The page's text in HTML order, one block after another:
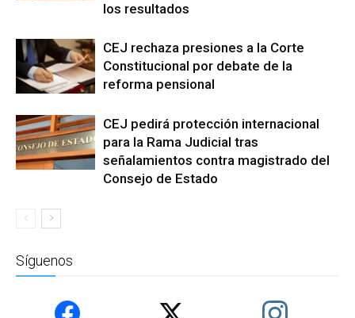
los resultados
CEJ rechaza presiones a la Corte
Constitucional por debate de la
reforma pensional
CEJ pedirá protección internacional
para la Rama Judicial tras
señalamientos contra magistrado del
Consejo de Estado
Síguenos